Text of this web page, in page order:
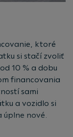
pre
490 EUR.
14 343 EUR,
úroková
pri
000 km,
mesačná
náklady
ktoré
si stačí zvoliť
10 % a dobu
financovania
sami
a vozidlo si
úplne nové.